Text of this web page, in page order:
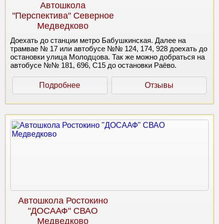
Автошкола
"Перспектива" Северное
Медведково
Доехать до станции метро Бабушкинская. Далее на
трамвае № 17 или автобусе №№ 124, 174, 928 доехать до
остановки улица Молодцова. Так же можно добраться на
автобусе №№ 181, 696, С15 до остановки Раёво.
Подробнее Отзывы
Автошкола Ростокино
"ДОСААФ" СВАО
Медведково